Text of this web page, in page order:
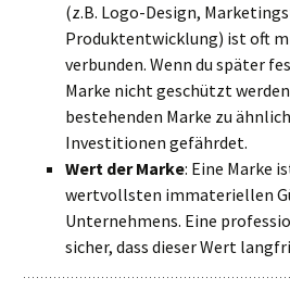
(z.B. Logo-Design,
Produktentwicklung) ist oft
verbunden. Wenn du später
Marke nicht geschützt
bestehenden Marke zu
Investitionen gefährdet.
Wert der Marke: Eine Marke
wertvollsten immateriellen
Unternehmens. Eine
sicher, dass dieser Wert